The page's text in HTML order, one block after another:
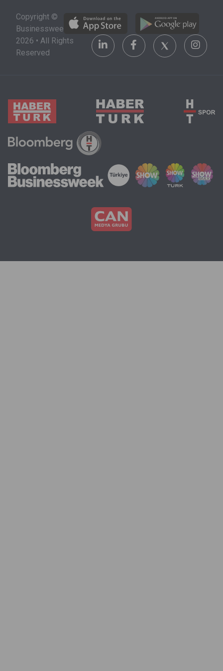
üniversiteyi
ve maddi
olanakları da
göz önünde
yatırım alanı
olarak
görülüyor.
Copyright ©
Businessweek
2026 • All Rights
Reserved